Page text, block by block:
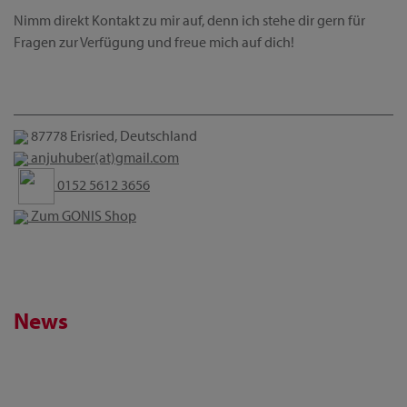
Nimm direkt Kontakt zu mir auf, denn ich stehe dir gern für
Fragen zur Verfügung und freue mich auf dich!
87778 Erisried, Deutschland
anjuhuber(at)gmail.com
0152 5612 3656
Zum GONIS Shop
News